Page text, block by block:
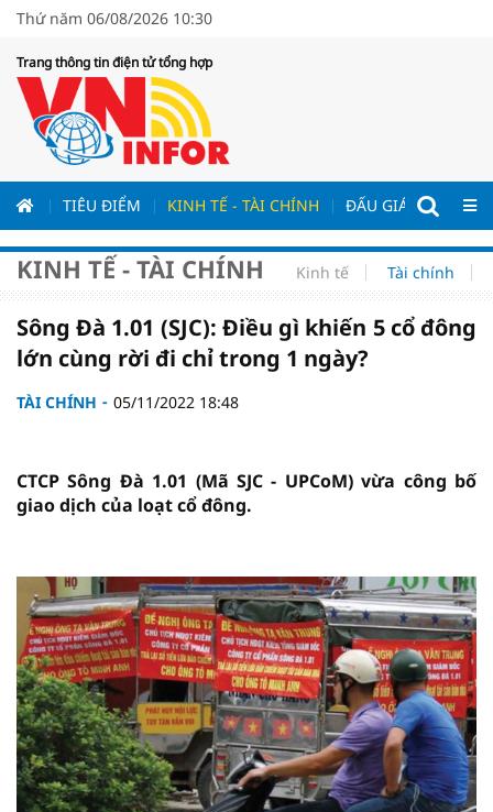
Thứ năm 06/08/2026 10:30
Trang thông tin điện tử tổng hợp
TIÊU ĐIỂM KINH TẾ - TÀI CHÍNH ĐẤU GIÁ - ĐẤU
KINH TẾ - TÀI CHÍNH Kinh tế Tài chính
Sông Đà 1.01 (SJC): Điều gì khiến 5 cổ đông
lớn cùng rời đi chỉ trong 1 ngày?
TÀI CHÍNH 05/11/2022 18:48
CTCP Sông Đà 1.01 (Mã SJC - UPCoM) vừa công bố
giao dịch của loạt cổ đông.